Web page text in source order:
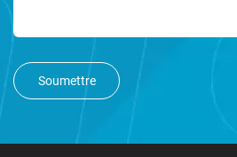
Soumettre